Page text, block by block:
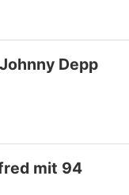
Depp
mit 94